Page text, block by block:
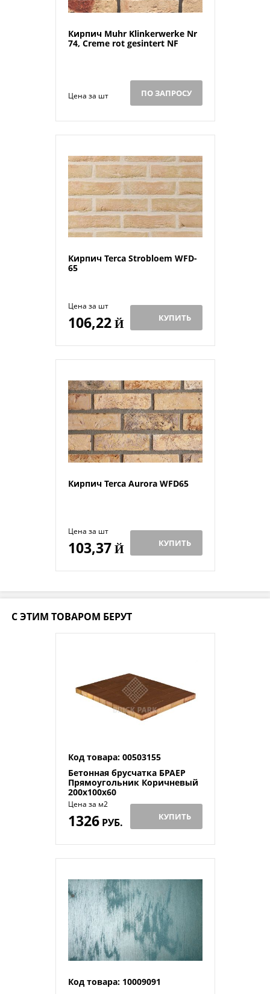
Кирпич Muhr Klinkerwerke Nr
74, Creme rot gesintert NF
Цена за шт ПО ЗАПРОСУ
Кирпич Terca Strobloem WFD-
65
Цена за шт
106,22Й КУПИТЬ
Кирпич Terca Aurora WFD65
Цена за шт
103,37Й КУПИТЬ
С ЭТИМ ТОВАРОМ БЕРУТ
Код товара: 00503155
Бетонная брусчатка БРАЕР
Прямоугольник Коричневый
200x100x60
Цена за м2
1326РУБ. КУПИТЬ
Код товара: 10009091